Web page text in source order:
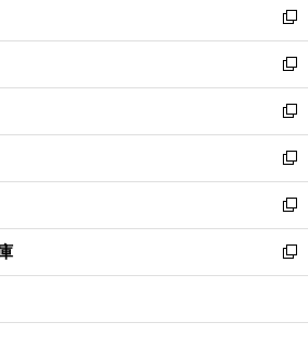
で
開
く
ド
ウ
で
開
く
ィ
ン
ド
ウ
で
開
く
い
ウ
ィ
ン
ド
ウ
で
開
く
新
し
い
ウ
ィ
ン
ド
ウ
で
開
く
新
し
い
ウ
ィ
ン
ド
ウ
で
開
新
し
い
ウ
ィ
ン
ド
ウ
開
新
し
い
ウ
ィ
ン
ウ
新
し
い
ウ
ン
新
し
ウ